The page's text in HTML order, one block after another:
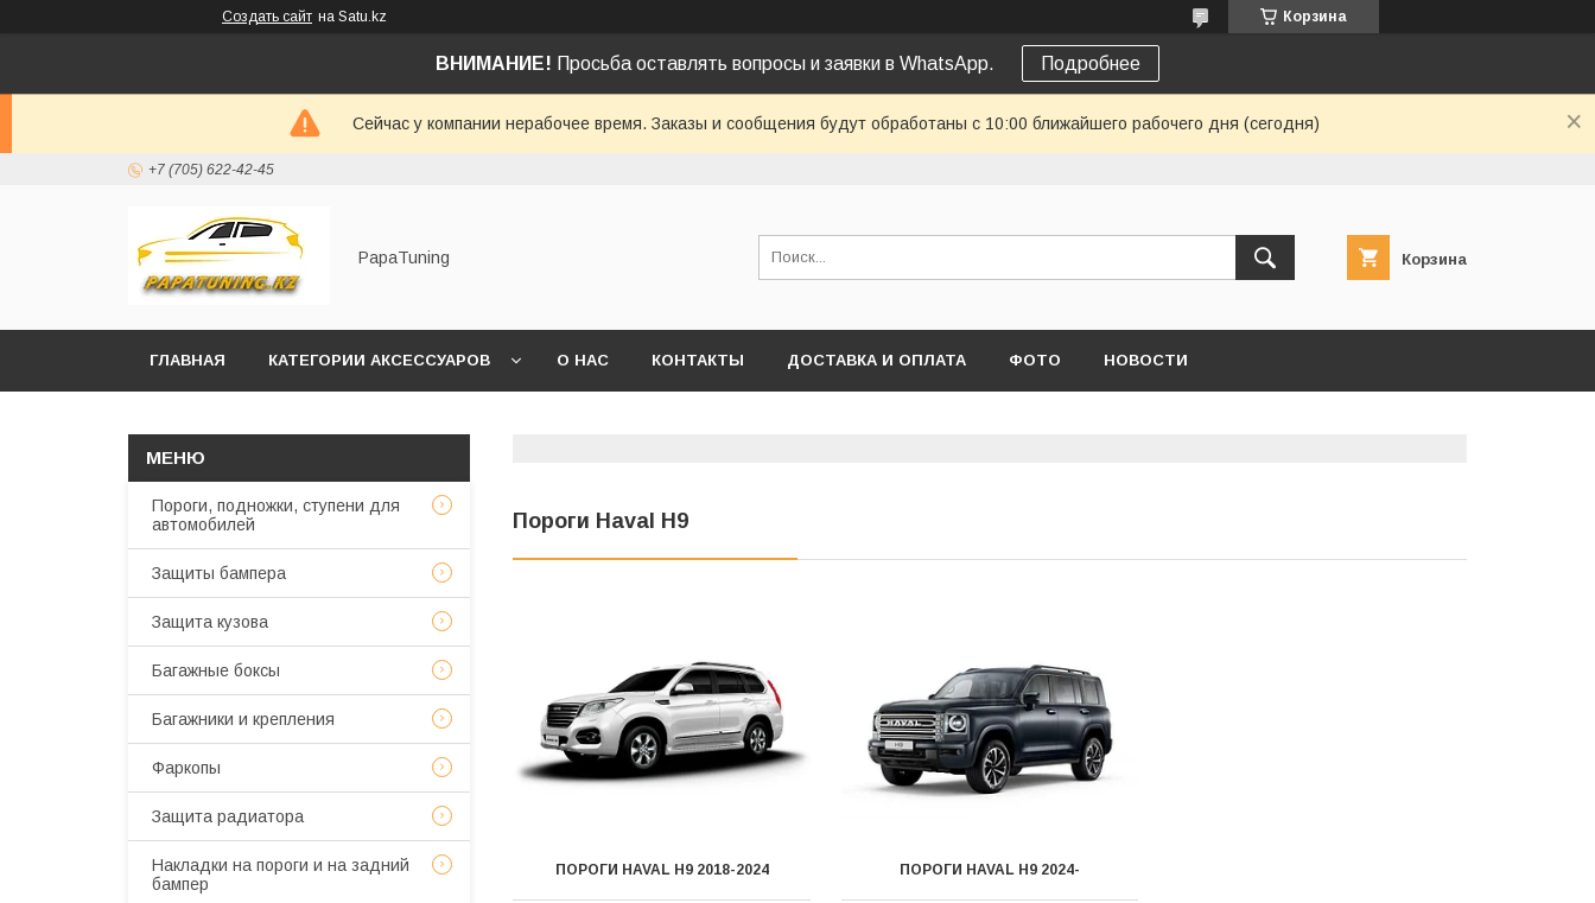
Создать сайт на Satu.kz Корзина
ВНИМАНИЕ! Просьба оставлять вопросы и заявки в WhatsApp. Подробнее
Сейчас у компании нерабочее время. Заказы и сообщения будут обработаны с 10:00 ближайшего рабочего дня (сегодня)
+7 (705) 622-42-45
PapaTuning Корзина
ГЛАВНАЯ КАТЕГОРИИ АКСЕССУАРОВ О НАС КОНТАКТЫ ДОСТАВКА И ОПЛАТА ФОТО НОВОСТИ
Пороги Haval H9
ПОРОГИ HAVAL H9 2018-2024 ПОРОГИ HAVAL H9 2024-
Пороги, подножки, ступени для
автомобилей
Защиты бампера
Защита кузова
Багажные боксы
Багажники и крепления
Фаркопы
Защита радиатора
Накладки на пороги и на задний
бампер